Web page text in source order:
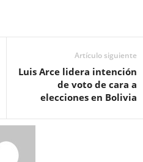
Artículo siguiente
Luis Arce lidera intención
de voto de cara a
elecciones en Bolivia